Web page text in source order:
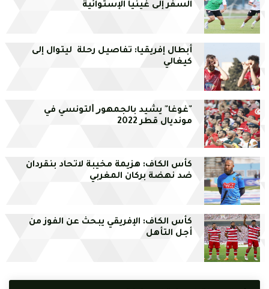
السفر إلى غينيا الإستوائية
أبطال إفريقيا: تفاصيل رحلة ليتوال إلى
كيغالي
"ﻏﻮﻏﺎ" ﻳﺸﻴﺪ ﺑﺎﻟﺠﻤﻬﻮﺭ ﺍﻟﺘﻮﻧﺴﻲ في
مونديال قطر 2022
كأس الكاف: هزيمة مخيبة لاتحاد بنقردان
ضد نهضة بركان المغربي
كأس الكاف: الإفريقي يبحث عن الفوز من
أجل التأهل